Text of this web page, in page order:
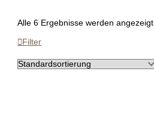
Alle 6 Ergebnisse werden angezeigt
Filter